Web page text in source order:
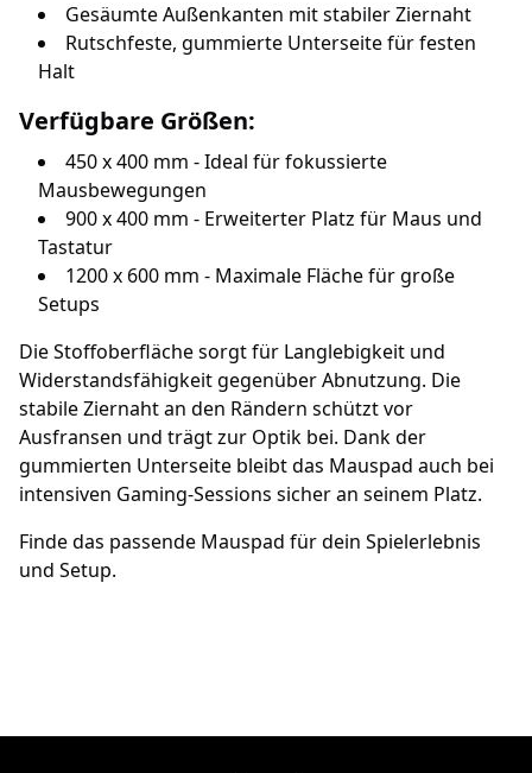
Gesäumte Außenkanten mit stabiler Ziernaht
Rutschfeste, gummierte Unterseite für festen
Halt
Verfügbare Größen:
450 x 400 mm - Ideal für fokussierte
Mausbewegungen
900 x 400 mm - Erweiterter Platz für Maus und
Tastatur
1200 x 600 mm - Maximale Fläche für große
Setups
Die Stoffoberfläche sorgt für Langlebigkeit und
Widerstandsfähigkeit gegenüber Abnutzung. Die
stabile Ziernaht an den Rändern schützt vor
Ausfransen und trägt zur Optik bei. Dank der
gummierten Unterseite bleibt das Mauspad auch bei
intensiven Gaming-Sessions sicher an seinem Platz.
Finde das passende Mauspad für dein Spielerlebnis
und Setup.